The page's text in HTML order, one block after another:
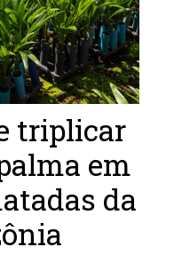
triplicar
em
da